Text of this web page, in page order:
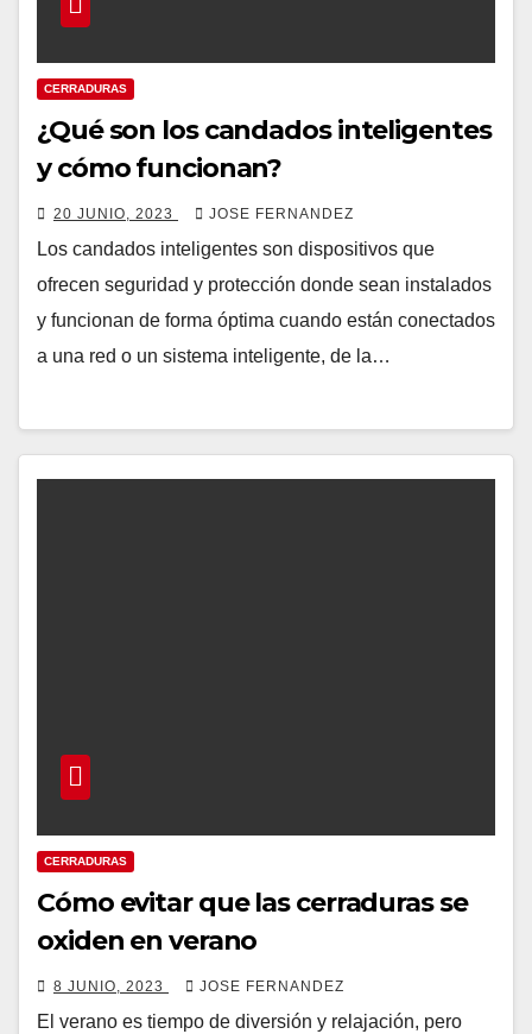
CERRADURAS
¿Qué son los candados inteligentes
y cómo funcionan?
20 JUNIO, 2023 JOSE FERNANDEZ
Los candados inteligentes son dispositivos que
ofrecen seguridad y protección donde sean instalados
y funcionan de forma óptima cuando están conectados
a una red o un sistema inteligente, de la…
CERRADURAS
Cómo evitar que las cerraduras se
oxiden en verano
8 JUNIO, 2023 JOSE FERNANDEZ
El verano es tiempo de diversión y relajación, pero